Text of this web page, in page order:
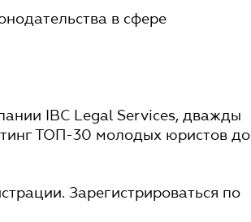
в сфере
IBC Legal Services, дважды
ТОП-30 молодых юристов до
Зарегистрироваться по